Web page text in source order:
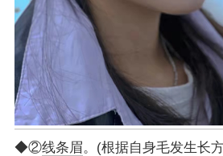
◆②线条眉。(根据自身毛发生长